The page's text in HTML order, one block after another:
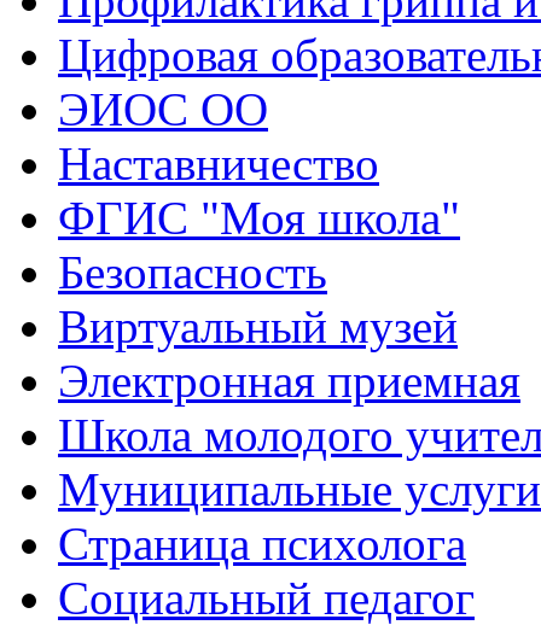
Цифровая
ЭИОС ОО
Наставничество
ФГИС "Моя школа"
Безопасность
Виртуальный музей
Электронная приемная
Школа молодого
Муниципальные услуги
Страница психолога
Социальный педагог